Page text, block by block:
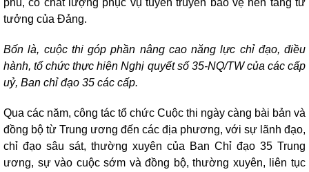
tưởng của Đảng.
Bốn là, cuộc thi góp phần nâng cao năng lực chỉ đạo, điều
hành, tổ chức thực hiện Nghị quyết số 35-NQ/TW của các cấp
uỷ, Ban chỉ đạo 35 các cấp.
Qua các năm, công tác tổ chức Cuộc thi ngày càng bài bản và
đồng bộ từ Trung ương đến các địa phương, với sự lãnh đạo,
chỉ đạo sâu sát, thường xuyên của Ban Chỉ đạo 35 Trung
ương, sự vào cuộc sớm và đồng bộ, thường xuyên, liên tục